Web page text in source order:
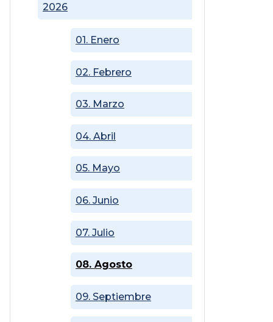
2026
01. Enero
02. Febrero
03. Marzo
04. Abril
05. Mayo
06. Junio
07. Julio
08. Agosto
09. Septiembre